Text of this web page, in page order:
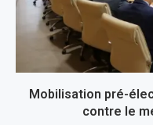
Mobilisation pré-
contre le